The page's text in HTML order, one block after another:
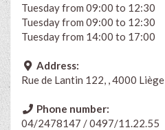
Tuesday from 09:00 to 12:30
Tuesday from 09:00 to 12:30
Tuesday from 14:00 to 17:00
Address:
Rue de Lantin 122, , 4000 Liège
Phone number:
04/2478147 / 0497/11.22.55